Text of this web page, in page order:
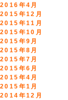
2016年4月
2015年12月
2015年11月
2015年10月
2015年9月
2015年8月
2015年7月
2015年6月
2015年4月
2015年1月
2014年12月